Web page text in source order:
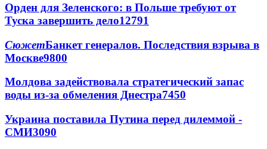
Орден для Зеленского: в Польше требуют от
Туска завершить дело12791
СюжетБанкет генералов. Последствия взрыва в
Москве9800
Молдова задействовала стратегический запас
воды из-за обмеления Днестра7450
Украина поставила Путина перед дилеммой -
СМИ3090